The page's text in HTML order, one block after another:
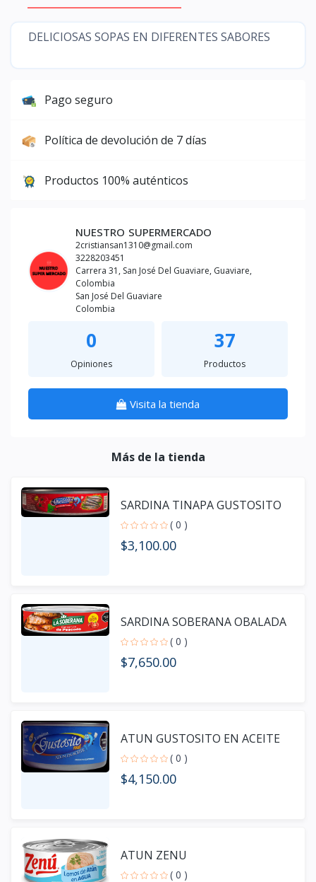
DELICIOSAS SOPAS EN DIFERENTES SABORES
Pago seguro
Política de devolución de 7 días
Productos 100% auténticos
NUESTRO SUPERMERCADO
2cristiansan1310@gmail.com
3228203451
Carrera 31, San José Del Guaviare, Guaviare,
Colombia
San José Del Guaviare
Colombia
0
Opiniones
37
Productos
Visita la tienda
Más de la tienda
SARDINA TINAPA GUSTOSITO
( 0 )
$3,100.00
SARDINA SOBERANA OBALADA
( 0 )
$7,650.00
ATUN GUSTOSITO EN ACEITE
( 0 )
$4,150.00
ATUN ZENU
( 0 )